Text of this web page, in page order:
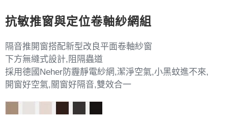
抗敏推窗與定位卷軸紗網組
隔音推開窗搭配新型改良平面卷軸紗窗
下方無縫式設計,阻隔蟲道
採用德國Neher防霾靜電紗網,潔淨空氣,小黑蚊進不來,
開窗好空氣,關窗好隔音,雙效合一